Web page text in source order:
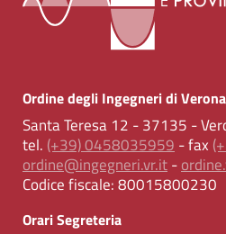
Ordine degli Ingegneri di
Santa Teresa 12 - 37135 -
tel. (+39) 0458035959 - fax
ordine@ingegneri.vr.it-
Codice fiscale:80015800230
Orari Segreteria